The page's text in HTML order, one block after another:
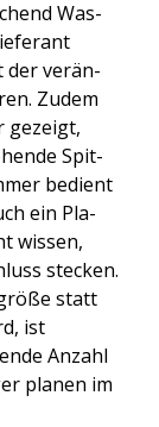
Was­
der ver­än­
Zudem
gezeigt,
Spit­
bedient
ein Pla­
wis­sen,
ste­cken.
statt
ist
Anzahl
pla­nen im